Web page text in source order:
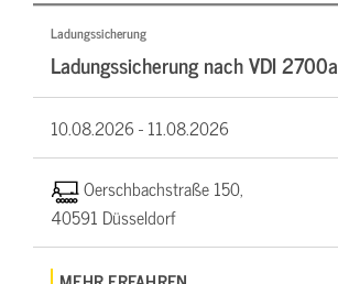
Ladungssicherung
Ladungssicherung nach VDI 2700a
10.08.2026 -11.08.2026
Oerschbachstraße 150,
40591 Düsseldorf